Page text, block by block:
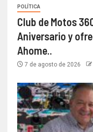
POLÍTICA
Club de Motos
Aniversario y
Ahome..
7 de agosto de 2026